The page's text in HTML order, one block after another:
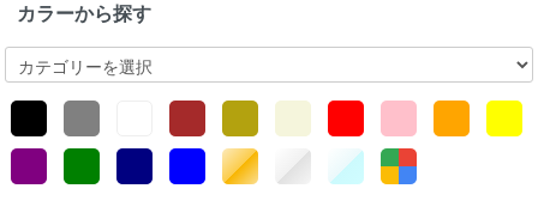
カラーから探す